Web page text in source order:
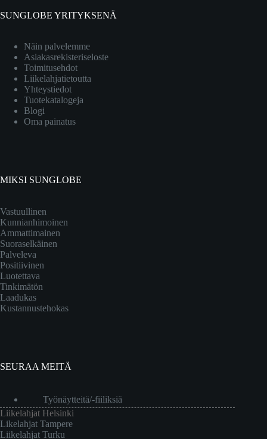
SUNGLOBE YRITYKSENÄ
Näin palvelemme
Asiakasrekisteriseloste
Toimitusehdot
Liikelahjatietoutta
Yhteystiedot
Tuotekatalogeja
Blogi
Oma painatus
MIKSI SUNGLOBE
Vastuullinen
Kunnianhimoinen
Ammattimainen
Suoraselkäinen
Palveleva
Positiivinen
Luotettava
Tinkimätön
Laadukas
Kustannustehokas
SEURAA MEITÄ
Työnäytteitä/-fiiliksiä
Liikelahjat Helsinki
Likelahjat Tampere
Liikelahjat Turku